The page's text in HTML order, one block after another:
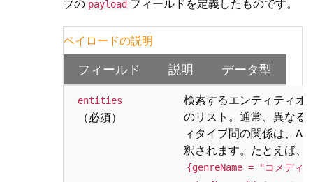
ブの payload フィールドを定義したものです。
ペイロードの説明
フィールド 説明 データ型
entities
（必須）
検索するエンティティオ
のリスト。通常、異なる
ィタイプ間の関係は、
釈されます。たとえば、
{genreName = "コメディ